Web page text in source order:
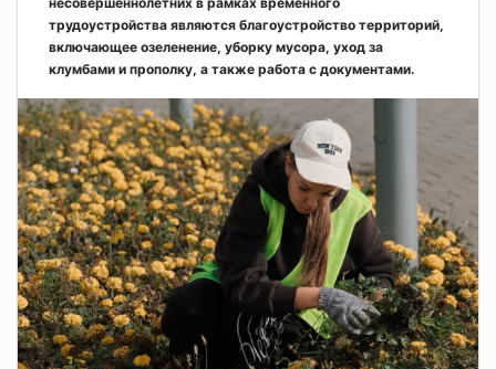
трудоустройства являются благоустройство территорий,
включающее озеленение, уборку мусора, уход за
клумбами и прополку, а также работа с документами.